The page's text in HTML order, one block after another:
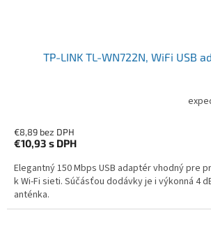
TP-LINK TL-WN722N, WiFi USB
€8,89 bez DPH
€10,93 s DPH
Elegantný 150 Mbps USB adaptér vhodný pre
k Wi-Fi sieti. Súčásťou dodávky je i výkonná 4
anténka.